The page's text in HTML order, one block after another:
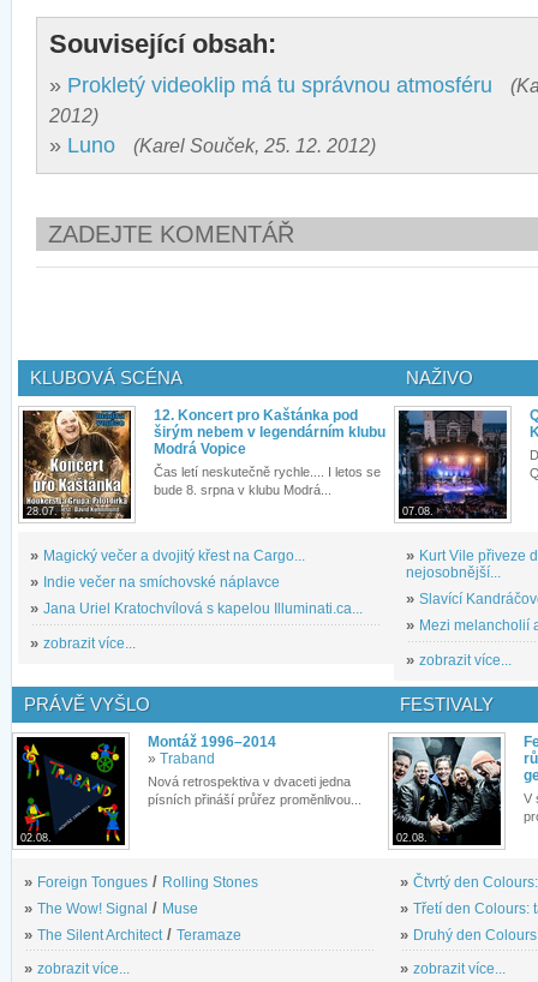
Související obsah:
» Prokletý videoklip má tu správnou atmosféru
2012)
» Luno (Karel Souček, 25. 12. 2012)
ZADEJTE KOMENTÁŘ
KLUBOVÁ SCÉNA
28.07.
12. Koncert pro Kaštánka pod
širým nebem v legendárním klubu
Modrá Vopice
Čas letí neskutečně rychle.... I letos se
bude 8. srpna v klubu Modrá...
» Magický večer a dvojitý křest na Cargo...
» Indie večer na smíchovské náplavce
» Jana Uriel Kratochvílová s kapelou Illuminati.ca...
» zobrazit více...
NAŽIVO
07.08.
» Kurt Vile přiveze
nejosobnější...
» Slavící
» Mezi melancholií
» zobrazit více...
PRÁVĚ VYŠLO
02.08.
Montáž 1996–2014
» Traband
Nová retrospektiva v dvaceti jedna
písních přináší průřez proměnlivou...
» Foreign Tongues / Rolling Stones
» The Wow! Signal / Muse
» The Silent Architect / Teramaze
» zobrazit více...
FESTIVALY
02.08.
V
» Čtvrtý den
» Třetí den Colours:
» Druhý den
» zobrazit více...